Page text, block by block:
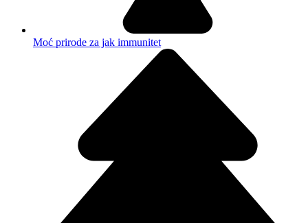
Moć prirode za jak immunitet